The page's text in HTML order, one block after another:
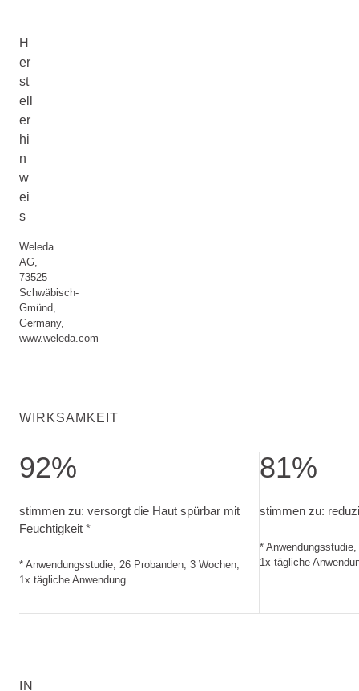
H
er
st
ell
er
hi
n
w
ei
s
Weleda
AG,
73525
Schwäbisch-
Gmünd,
Germany,
www.weleda.com
WIRKSAMKEIT
92%
stimmen zu: versorgt die Haut spürbar mit
Feuchtigkeit *
* Anwendungsstudie, 26 Probanden, 3 Wochen,
1x tägliche Anwendung
81%
stimmen zu:
*
1x tägliche
IN